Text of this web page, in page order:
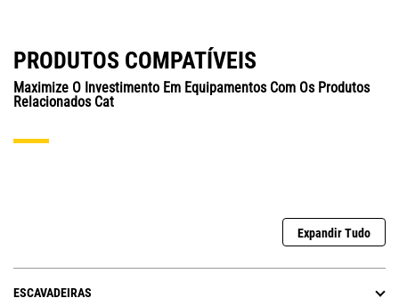
PRODUTOS COMPATÍVEIS
Maximize O Investimento Em Equipamentos Com Os Produtos
Relacionados Cat
Expandir Tudo
ESCAVADEIRAS